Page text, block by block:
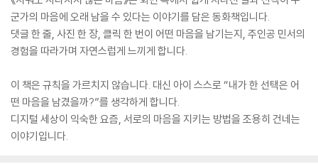
군가의 마음에 오래 남을 수 있다는 이야기를 담은 동화책입니다.
댓글 한 줄, 사진 한 장, 클릭 한 번이 어떤 마음을 남기는지, 주인공 민서의
경험을 따라가며 자연스럽게 느끼게 합니다.
이 책은 규칙을 가르치지 않습니다. 대신 아이 스스로 “내가 한 선택은 어
떤 마음을 남겼을까?”를 생각하게 합니다.
디지털 세상이 익숙한 요즘, 서로의 마음을 지키는 방법을 조용히 건네는
이야기입니다.